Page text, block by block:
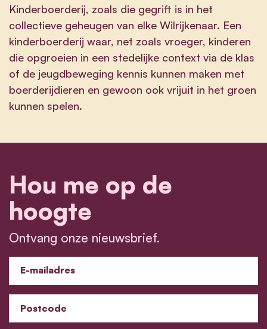
Kinderboerderij, zoals die gegrift is in het
collectieve geheugen van elke Wilrijkenaar. Een
kinderboerderij waar, net zoals vroeger, kinderen
die opgroeien in een stedelijke context via de klas
of de jeugdbeweging kennis kunnen maken met
boerderijdieren en gewoon ook vrijuit in het groen
kunnen spelen.
Hou me op de
hoogte
Ontvang onze nieuwsbrief.
E-mailadres
Postcode